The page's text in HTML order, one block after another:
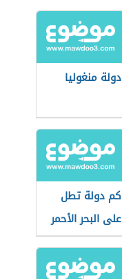
دولة منغوليا
كم دولة تطل
على البحر الأحمر